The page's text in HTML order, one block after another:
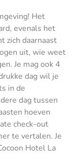
Het
evenals het
zich daarnaast
uit, wie weet
Je mag ook 4
dag wil je
in de
dag tussen
hoeven
check-out
te vertalen. Je
Hotel La